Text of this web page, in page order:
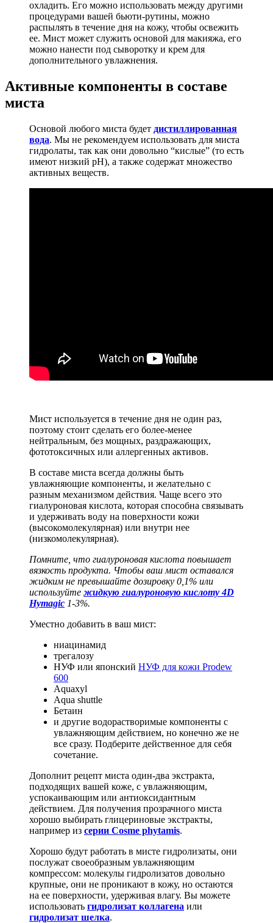
охладить. Его можно использовать между другими
процедурами вашей бьюти-рутины, можно
распылять в течение дня на кожу, чтобы освежить
ее. Мист может служить основой для макияжа, его
можно нанести под сыворотку и крем для
дополнительного увлажнения.
Активные компоненты в составе
миста
Основой любого миста будет дистиллированная
вода. Мы не рекомендуем использовать для миста
гидролаты, так как они довольно “кислые” (то есть
имеют низкий рН), а также содержат множество
активных веществ.
Мист используется в течение дня не один раз,
поэтому стоит сделать его более-менее
нейтральным, без мощных, раздражающих,
фототоксичных или аллергенных активов.
В составе миста всегда должны быть
увлажняющие компоненты, и желательно с
разным механизмом действия. Чаще всего это
гиалуроновая кислота, которая способна связывать
и удерживать воду на поверхности кожи
(высокомолекулярная) или внутри нее
(низкомолекулярная).
Помните, что гиалуроновая кислота повышает
вязкость продукта. Чтобы ваш мист оставался
жидким не превышайте дозировку 0,1% или
используйте жидкую гиалуроновую кислоту 4D
Hymagic 1-3%.
Уместно добавить в ваш мист:
ниацинамид
трегалозу
НУФ или японский НУФ для кожи Prodew
600
Aquaxyl
Aqua shuttle
Бетаин
и другие водорастворимые компоненты с
увлажняющим действием, но конечно же не
все сразу. Подберите действенное для себя
сочетание.
Дополнит рецепт миста один-два экстракта,
подходящих вашей коже, с увлажняющим,
успокаивающим или антиоксидантным
действием. Для получения прозрачного миста
хорошо выбирать глицериновые экстракты,
например из серии Cosme phytamis.
Хорошо будут работать в мисте гидролизаты, они
послужат своеобразным увлажняющим
компрессом: молекулы гидролизатов довольно
крупные, они не проникают в кожу, но остаются
на ее поверхности, удерживая влагу. Вы можете
использовать гидролизат коллагена или
гидролизат шелка.